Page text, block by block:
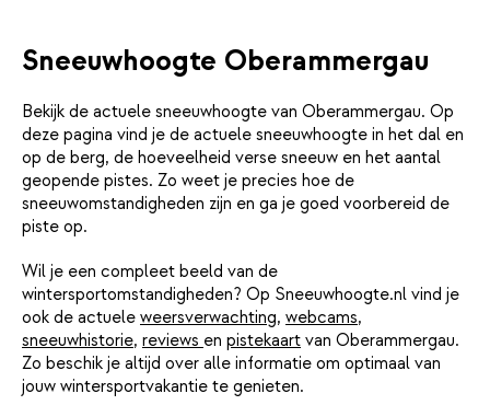
Sneeuwhoogte Oberammergau
Bekijk de actuele sneeuwhoogte van Oberammergau. Op
deze pagina vind je de actuele sneeuwhoogte in het dal en
op de berg, de hoeveelheid verse sneeuw en het aantal
geopende pistes. Zo weet je precies hoe de
sneeuwomstandigheden zijn en ga je goed voorbereid de
piste op.
Wil je een compleet beeld van de
wintersportomstandigheden? Op Sneeuwhoogte.nl vind je
ook de actuele weersverwachting, webcams,
sneeuwhistorie, reviews en pistekaart van Oberammergau.
Zo beschik je altijd over alle informatie om optimaal van
jouw wintersportvakantie te genieten.